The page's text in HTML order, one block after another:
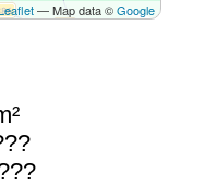
— Map data ©Google